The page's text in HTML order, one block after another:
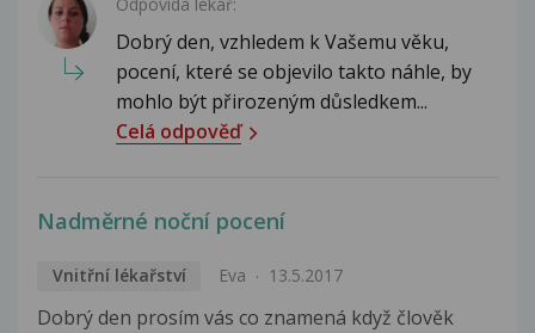
Dobrý den, vzhledem k Vašemu věku,
pocení, které se objevilo takto náhle, by
mohlo být přirozeným důsledkem...
Celá odpověď
Nadměrné noční pocení
Vnitřní lékařství Eva 13.5.2017
Dobrý den prosím vás co znamená když člověk